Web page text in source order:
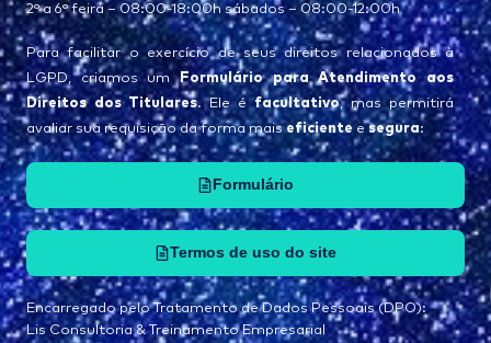
2° a 6° feira – 08:00-18:00h sábados – 08:00-12:00h
Para facilitar o exercício de seus direitos relacionados à
LGPD, criamos umFormulário para Atendimento aos
Direitos dos Titulares. Ele éfacultativo, mas permitirá
avaliar sua requisição da forma maiseficienteesegura:
Formulário
Termos de uso do site
Encarregado pelo Tratamento de Dados Pessoais (DPO):
Lis Consultoria & Treinamento Empresarial